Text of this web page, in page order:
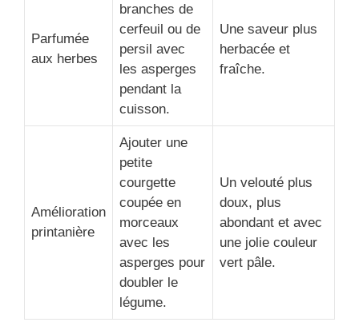
Parfumée
aux herbes
branches de
cerfeuil ou de
persil avec
les asperges
pendant la
cuisson.
Une saveur plus
herbacée et
fraîche.
Amélioration
printanière
Ajouter une
petite
courgette
coupée en
morceaux
avec les
asperges pour
doubler le
légume.
Un velouté plus
doux, plus
abondant et avec
une jolie couleur
vert pâle.